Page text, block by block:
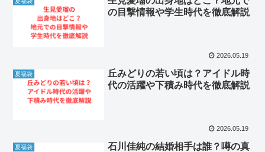
の目撃情報や学生時代を徹底解説
2026.05.19
夏福袋
丘みどりの若い頃は？アイドル時
代の活躍や下積み時代を徹底解説
2026.05.19
夏福袋
石川佳純の結婚相手は誰？噂の真